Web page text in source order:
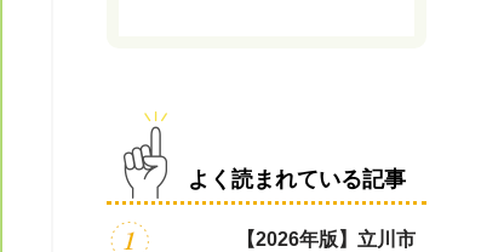
よく読まれている記事
【2026年版】立川市